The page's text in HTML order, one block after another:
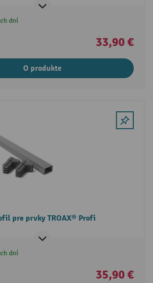
dní
33,90 €
O produkte
pre prvky TROAX® Profi
dní
35,90 €